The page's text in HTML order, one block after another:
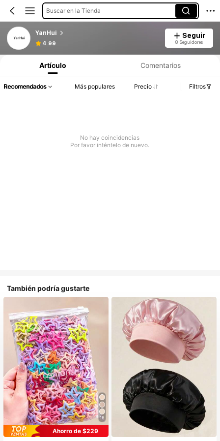
Buscar en la Tienda
YanHui
4.99
Seguir
8 Seguidores
Artículo Comentarios
Recomendados Más populares Precio Filtros
No hay coincidencias
Por favor inténtelo de nuevo.
También podría gustarte
16
Ahorro de $229
#1 Más vendidos
en Multicolor Gorros para el pelo para mujer
Establecido hace 1 año